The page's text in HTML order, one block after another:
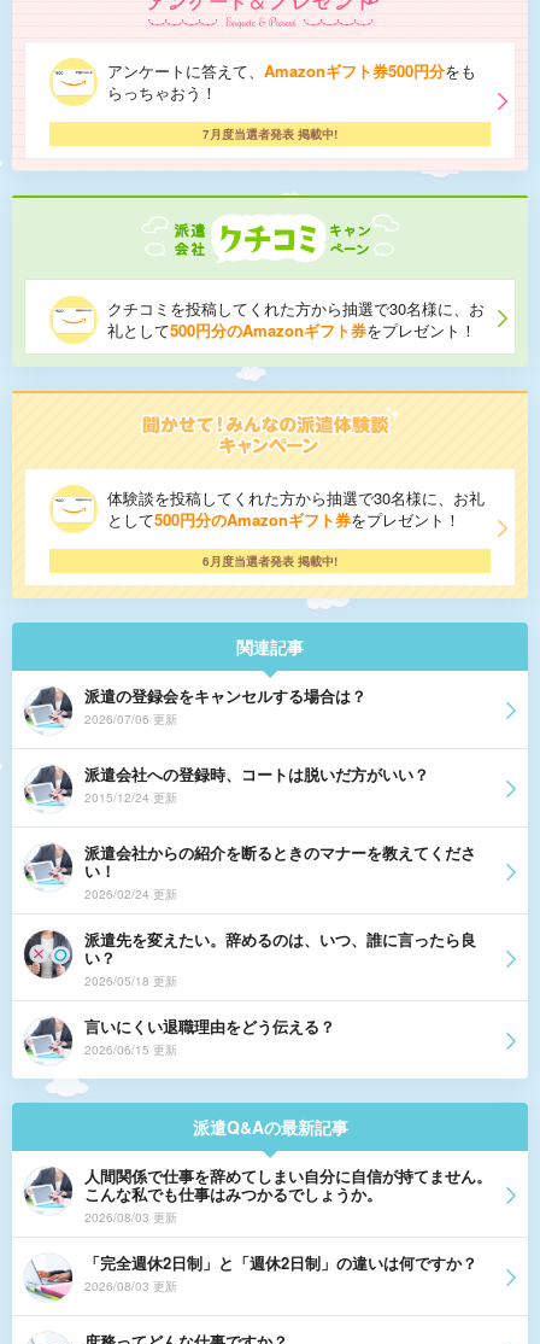
アンケートに答えて、 Amazonギフト券500円分をも
らっちゃおう！
7月度当選者発表 掲載中!
クチコミを投稿してくれた方から抽選で30名様に、お
礼として500円分のAmazonギフト券をプレゼント！
体験談を投稿してくれた方から抽選で30名様に、お礼
として500円分のAmazonギフト券をプレゼント！
6月度当選者発表 掲載中!
関連記事
派遣の登録会をキャンセルする場合は？
2026/07/06 更新
派遣会社への登録時、コートは脱いだ方がいい？
2015/12/24 更新
派遣会社からの紹介を断るときのマナーを教えてくださ
い！
2026/02/24 更新
派遣先を変えたい。辞めるのは、いつ、誰に言ったら良
い？
2026/05/18 更新
言いにくい退職理由をどう伝える？
2026/06/15 更新
派遣Q&Aの最新記事
人間関係で仕事を辞めてしまい自分に自信が持てません。
こんな私でも仕事はみつかるでしょうか。
2026/08/03 更新
「完全週休2日制」と「週休2日制」の違いは何ですか？
2026/08/03 更新